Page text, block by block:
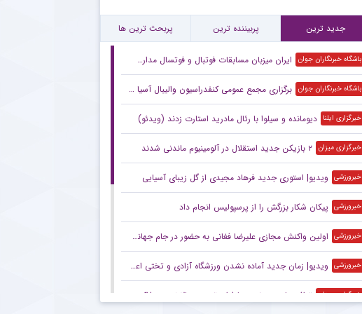
۱۱:۳۲ رقابت سخت هافبک‌های پرسپولیس برای ترکیب ثابت
جدید ترین پربیننده ترین پربحث ترین ها
باشگاه خبرنگاران جوان ایران میزبان مسابقات فوتبال و فوتسال مدارس آسیا شد
باشگاه خبرنگاران جوان برگزاری مجمع عمومی کنفدراسیون والیبال آسیا در بانکوک
خبرگزاری ایلنا دیومانده و سیلوا با رئال مادرید استارت زدند (ویدئو)
خبرگزاری میزان ۲ بازیکن جدید استقلال در آلومینیوم ماندنی شدند
خبرورزشی ویدیو| استوری جدید فرهاد مجیدی از گل زیبای آسیایی
خبرورزشی پیکان شکار بزرگش را از پرسپولیس انجام داد
خبرورزشی اولین واکنش مجازی علیرضا فغانی به حضور در جام جهانی ۲۰۲۶ +عکس
خبرورزشی ویدیو| زمان جدید آماده نشدن ورزشگاه آزادی و تختی اعلام شد!
خبرگزاری میزان توافق پاری‌سن‌ژرمن با فران تورس؛ حالا نوبت مذاکره با بارسلوناست